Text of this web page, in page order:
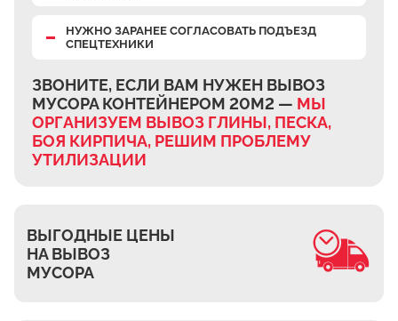
Шилово
Паткино
Зелёная Слобода
Апариха
Запрудное
Редькино
ВЫГОДНЫЕ ЦЕНЫ
НА ВЫВОЗ
МУСОРА
НУЖНО ЗАРАНЕЕ СОГЛАСОВАТЬ ПОДЪЕЗД
СПЕЦТЕХНИКИ
ЗВОНИТЕ, ЕСЛИ ВАМ НУЖЕН ВЫВОЗ
МУСОРА КОНТЕЙНЕРОМ 20М2 — МЫ
ОРГАНИЗУЕМ ВЫВОЗ ГЛИНЫ, ПЕСКА,
БОЯ КИРПИЧА, РЕШИМ ПРОБЛЕМУ
УТИЛИЗАЦИИ